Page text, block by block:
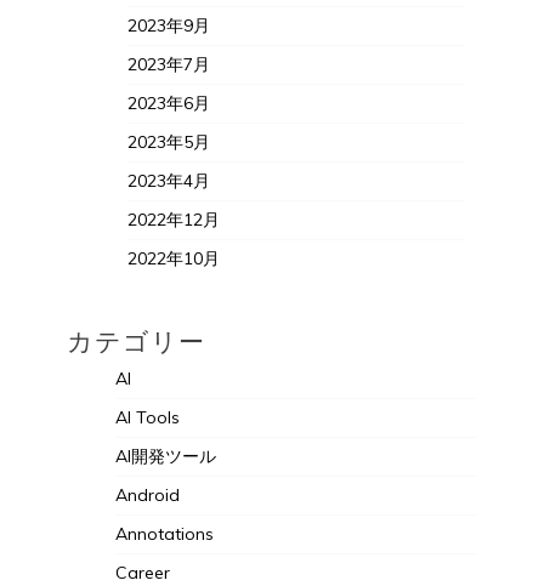
2023年9月
2023年7月
2023年6月
2023年5月
2023年4月
2022年12月
2022年10月
カテゴリー
AI
AI Tools
AI開発ツール
Android
Annotations
Career